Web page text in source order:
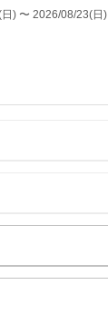
) 〜 2026/08/23(日)